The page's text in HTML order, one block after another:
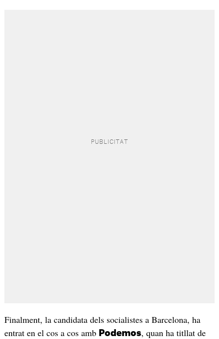
Finalment, la candidata dels socialistes a Barcelona, ha
entrat en el cos a cos amb Podemos, quan ha titllat de